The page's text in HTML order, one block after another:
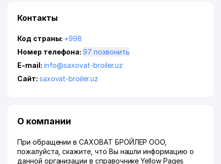
Контакты
Код страны: +998
Номер телефона:
97 позвонить
E-mail: info@saxovat-broiler.uz
Сайт: saxovat-broiler.uz
О компании
При обращении в САХОВАТ БРОЙЛЕР ООО,
пожалуйста, скажите, что Вы нашли информацию о
данной организации в справочнике Yellow Pages